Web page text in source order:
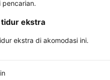
pencarian.
tidur ekstra
ekstra di akomodasi ini.